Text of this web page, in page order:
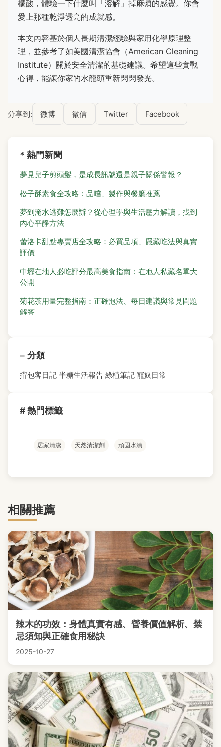
檬酸，體驗一下什麼叫「溶解」掉麻煩的感覺。你會
愛上那種乾淨透亮的成就感。
本文內容基於個人長期清潔經驗與家用化學原理整
理，並參考了如美國清潔協會（American Cleaning
Institute）關於安全清潔的基礎建議。希望這些實戰
心得，能讓你家的水龍頭重新閃閃發光。
分享到: 微博 微信 Twitter Facebook
* 熱門新聞
夢見兒子剪頭髮，是成長訊號還是親子關係警報？
松子酥素食全攻略：品嚐、製作與餐廳推薦
夢到淹水逃難怎麼辦？從心理學與生活壓力解讀，找到
內心平靜方法
蕾洛卡甜點專賣店全攻略：必買品項、隱藏吃法與真實
評價
中壢在地人必吃評分最高美食指南：在地人私藏名單大
公開
菊花茶用量完整指南：正確泡法、每日建議與常見問題
解答
≡ 分類
揹包客日記 半糖生活報告 綠植筆記 寵奴日常
# 熱門標籤
居家清潔 天然清潔劑 頑固水漬
相關推薦
辣木的功效：身體真實有感、營養價值解析、禁
忌須知與正確食用秘訣
2025-10-27